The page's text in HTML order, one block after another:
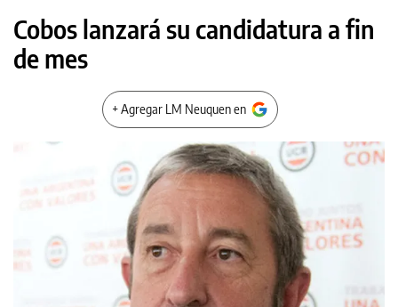
Cobos lanzará su candidatura a fin
de mes
+ Agregar LM Neuquen en